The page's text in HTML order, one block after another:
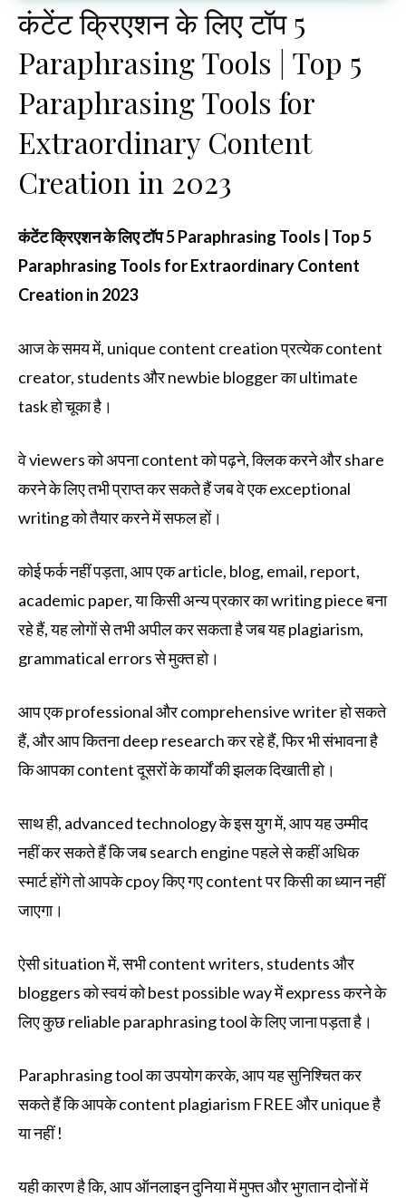
कंटेंट क्रिएशन के लिए टॉप 5
Paraphrasing Tools | Top 5
Paraphrasing Tools for
Extraordinary Content
Creation in 2023
कंटेंट क्रिएशन के लिए टॉप 5 Paraphrasing Tools | Top 5
Paraphrasing Tools for Extraordinary Content
Creation in 2023
आज के समय में, unique content creation प्रत्येक content
creator, students और newbie blogger का ultimate
task हो चूका है।
वे viewers को अपना content को पढ़ने, क्लिक करने और share
करने के लिए तभी प्राप्त कर सकते हैं जब वे एक exceptional
writing को तैयार करने में सफल हों।
कोई फर्क नहीं पड़ता, आप एक article, blog, email, report,
academic paper, या किसी अन्य प्रकार का writing piece बना
रहे हैं, यह लोगों से तभी अपील कर सकता है जब यह plagiarism,
grammatical errors से मुक्त हो।
आप एक professional और comprehensive writer हो सकते
हैं, और आप कितना deep research कर रहे हैं, फिर भी संभावना है
कि आपका content दूसरों के कार्यों की झलक दिखाती हो।
साथ ही, advanced technology के इस युग में, आप यह उम्मीद
नहीं कर सकते हैं कि जब search engine पहले से कहीं अधिक
स्मार्ट होंगे तो आपके cpoy किए गए content पर किसी का ध्यान नहीं
जाएगा।
ऐसी situation में, सभी content writers, students और
bloggers को स्वयं को best possible way में express करने के
लिए कुछ reliable paraphrasing tool के लिए जाना पड़ता है।
Paraphrasing tool का उपयोग करके, आप यह सुनिश्चित कर
सकते हैं कि आपके content plagiarism FREE और unique है
या नहीं !
यही कारण है कि, आप ऑनलाइन दुनिया में मुफ्त और भुगतान दोनों में